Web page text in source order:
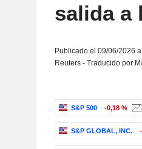
salida a
Publicado el 09/06/2026
Reuters - Traducido por
S&P 500 -0,18 %
S&P GLOBAL, INC.